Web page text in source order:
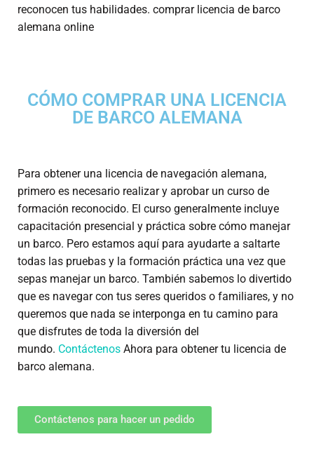
reconocen tus habilidades. comprar licencia de barco
alemana online
CÓMO COMPRAR UNA LICENCIA
DE BARCO ALEMANA
Para obtener una licencia de navegación alemana,
primero es necesario realizar y aprobar un curso de
formación reconocido. El curso generalmente incluye
capacitación presencial y práctica sobre cómo manejar
un barco. Pero estamos aquí para ayudarte a saltarte
todas las pruebas y la formación práctica una vez que
sepas manejar un barco. También sabemos lo divertido
que es navegar con tus seres queridos o familiares, y no
queremos que nada se interponga en tu camino para
que disfrutes de toda la diversión del
mundo. Contáctenos Ahora para obtener tu licencia de
barco alemana.
Contáctenos para hacer un pedido